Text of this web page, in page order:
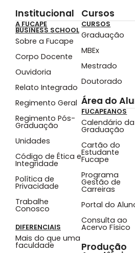
Institucional
A FUCAPE
BUSINESS SCHOOL
Sobre a Fucape
Corpo Docente
Ouvidoria
Relato Integrado
Regimento Geral
Regimento Pós-
Graduação
Unidades
Código de Ética e
Integridade
Política de
Privacidade
Trabalhe
Conosco
DIFERENCIAIS
Mais do que uma
faculdade
Cursos
CURSOS
Graduação
MBEx
Mestrado
Doutorado
Área do
FUCAPEANOS
Calendário da
Graduação
Cartão do
Estudante
Fucape
Programa
Gestão de
Carreiras
Portal do
Consulta ao
Acervo Físico
Produção